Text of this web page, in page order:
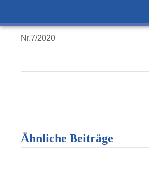
Nr.7/2020
Ähnliche Beiträge